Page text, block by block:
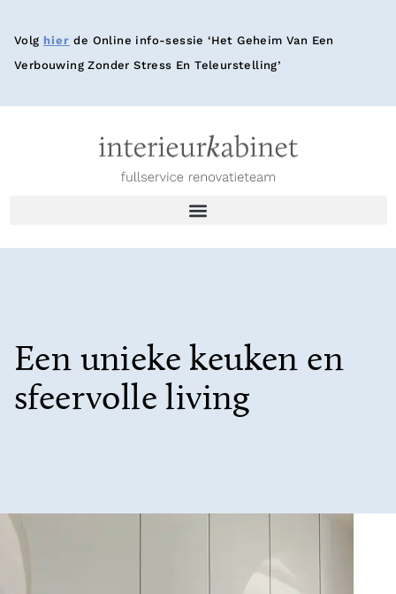
Volg hier de Online info-sessie ‘Het Geheim Van Een
Verbouwing Zonder Stress En Teleurstelling’
Een unieke keuken en
sfeervolle living